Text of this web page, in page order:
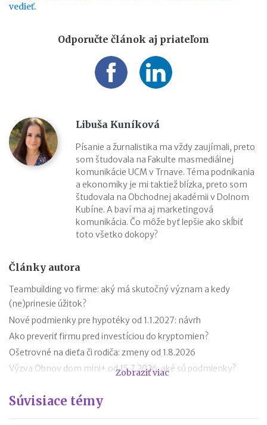
vedieť.
Odporučte článok aj priateľom
Libuša Kuníková
Písanie a žurnalistika ma vždy zaujímali, preto
som študovala na Fakulte masmediálnej
komunikácie UCM v Trnave. Téma podnikania
a ekonomiky je mi taktiež blízka, preto som
študovala na Obchodnej akadémii v Dolnom
Kubíne. A baví ma aj marketingová
komunikácia. Čo môže byť lepšie ako skĺbiť
toto všetko dokopy?
Články autora
Teambuilding vo firme: aký má skutočný význam a kedy
(ne)prinesie úžitok?
Nové podmienky pre hypotéky od 1.1.2027: návrh
Ako preveriť firmu pred investíciou do kryptomien?
Ošetrovné na dieťa či rodiča: zmeny od 1.8.2026
Výzva Obnov dom mini+ od 15.7.2026: aké sú podmienky?
činnosti (AML zákon)
Zobraziť viac
Súvisiace témy